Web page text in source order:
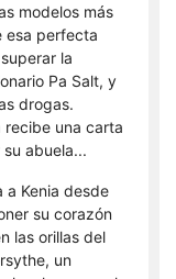
modelos más
esa perfecta
la
Pa Salt, y
drogas.
recibe una carta
abuela...
a Kenia desde
su corazón
las orillas del
un